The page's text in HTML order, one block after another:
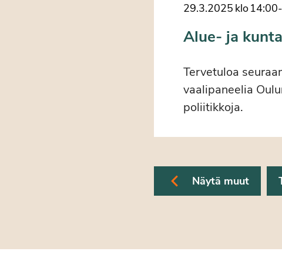
29.3.2025 klo14:00-
Alue- ja
Tervetuloa
vaalipaneelia
poliitikkoja.
Näytä muut